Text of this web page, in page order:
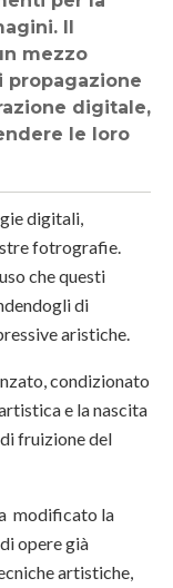
Il
mezzo
digitale,
le loro
digitali,
fotrografie.
che questi
di
aristiche.
condizionato
e la nascita
fruizione del
modificato la
opere già
artistiche,